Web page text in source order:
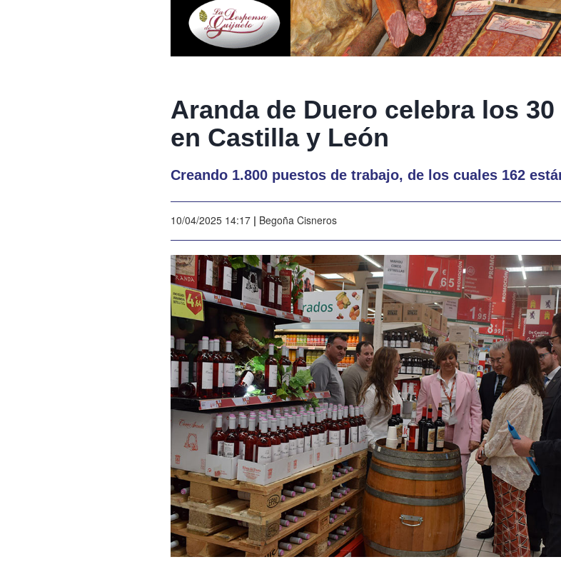
Aranda de Duero celebra los
en Castilla y León
Creando 1.800 puestos de trabajo, de los cuales 162
10/04/2025 14:17 | Begoña Cisneros